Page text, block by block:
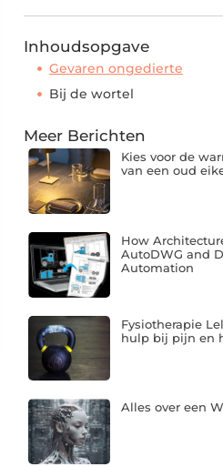
Inhoudsopgave
Gevaren ongedierte
Bij de wortel
Meer Berichten
Kies voor de
van een oud
How
AutoDWG and
Automation
Fysiotherapie
hulp bij pijn en
Alles over een